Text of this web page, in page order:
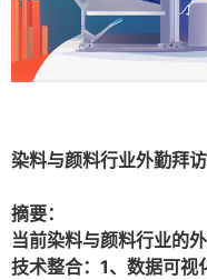
染料与颜料行业外勤拜
摘要：
当前染料与颜料行业的
技术整合：1、数据可